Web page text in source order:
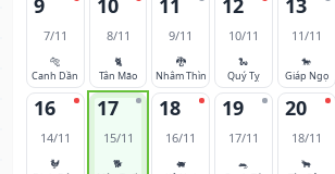
9
7/11
🐅
Canh Dần
10
8/11
🐈
Tân Mão
11
9/11
🐉
Nhâm Thìn
12
10/11
🐍
Quý Tỵ
13
11/11
🐎
Giáp Ngọ
16
14/11
🐓
17
15/11
🐕
18
16/11
🐖
19
17/11
🐀
20
18/11
🐂